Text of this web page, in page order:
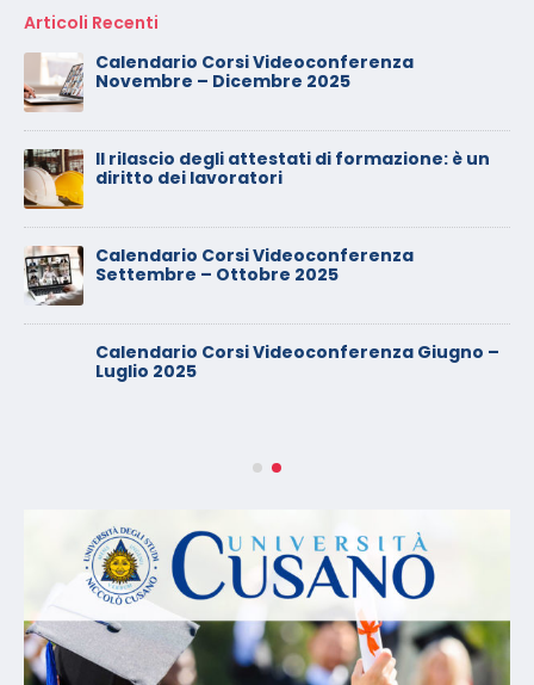
Articoli Recenti
Calendario Corsi Videoconferenza
Novembre – Dicembre 2025
Il rilascio degli attestati di formazione: è un
diritto dei lavoratori
Calendario Corsi Videoconferenza
Settembre – Ottobre 2025
Calendario Corsi Videoconferenza Giugno –
Luglio 2025